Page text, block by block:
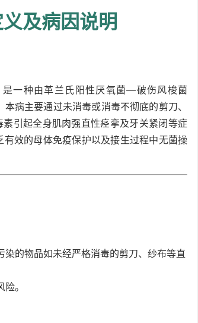
及病因说明
是一种由革兰氏阳性厌氧菌—破伤风梭菌
病主要通过未消毒或消毒不彻底的剪刀、
引起全身肌肉强直性痉挛及牙关紧闭等症
效的母体免疫保护以及接生过程中无菌操
的物品如未经严格消毒的剪刀、纱布等直
。